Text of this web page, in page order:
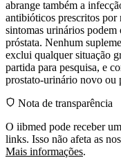
abrange também a
antibióticos prescritos
sintomas urinários podem
próstata. Nenhum
exclui qualquer situação
partida para pesquisa, e
prostato-urinário novo ou
Nota de transparência
O iibmed pode receber
links. Isso não afeta as
Mais informações.